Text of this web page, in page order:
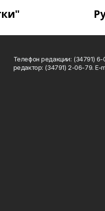
Телефон редакции: (34791)
редактор: (34791) 2-06-79. Е-